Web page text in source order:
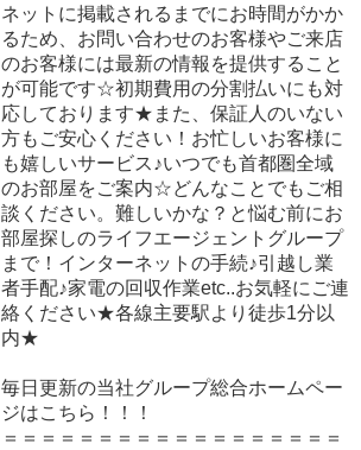
ネットに掲載されるまでにお時間がかか
るため、お問い合わせのお客様やご来店
のお客様には最新の情報を提供すること
が可能です☆初期費用の分割払いにも対
応しております★また、保証人のいない
方もご安心ください！お忙しいお客様に
も嬉しいサービス♪いつでも首都圏全域
のお部屋をご案内☆どんなことでもご相
談ください。難しいかな？と悩む前にお
部屋探しのライフエージェントグループ
まで！インターネットの手続♪引越し業
者手配♪家電の回収作業etc..お気軽にご連
絡ください★各線主要駅より徒歩1分以
内★
毎日更新の当社グループ総合ホームペー
ジはこちら！！！
＝＝＝＝＝＝＝＝＝＝＝＝＝＝＝＝＝＝